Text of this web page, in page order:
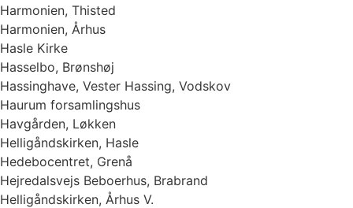
Harmonien, Thisted
Harmonien, Århus
Hasle Kirke
Hasselbo, Brønshøj
Hassinghave, Vester Hassing, Vodskov
Haurum forsamlingshus
Havgården, Løkken
Helligåndskirken, Hasle
Hedebocentret, Grenå
Hejredalsvejs Beboerhus, Brabrand
Helligåndskirken, Århus V.